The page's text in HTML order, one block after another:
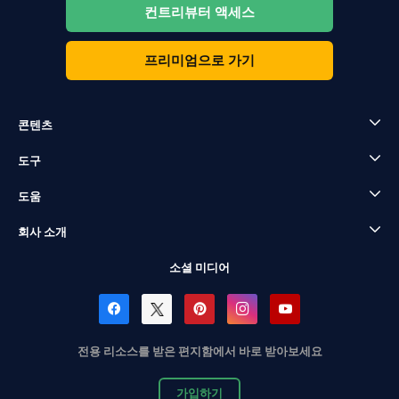
컨트리뷰터 액세스
프리미엄으로 가기
콘텐츠
도구
도움
회사 소개
소셜 미디어
전용 리소스를 받은 편지함에서 바로 받아보세요
가입하기